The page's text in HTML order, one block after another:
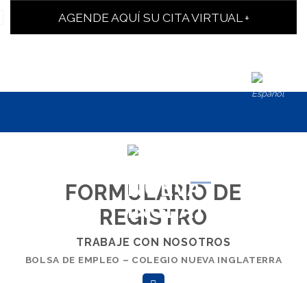
AGENDE AQUÍ SU CITA VIRTUAL +
BIENVENIDO
A LA FAMILIA
NES
EN EL COLEGIO NUEVA INGLATERRA CREEMOS EN EL
FORMULARIO DE
REGISTRO
TRABAJE CON NOSOTROS
BOLSA DE EMPLEO – COLEGIO NUEVA INGLATERRA